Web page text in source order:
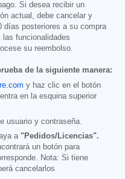
Si desea recibir un
actual, debe cancelar y
días posteriores a su compra
funcionalidades
su reembolso.
de la siguiente manera:
y haz clic en el botón
en la esquina superior
usuario y contraseña.
a "Pedidos/Licencias".
un botón para
Nota: Si tiene
cancelarlos